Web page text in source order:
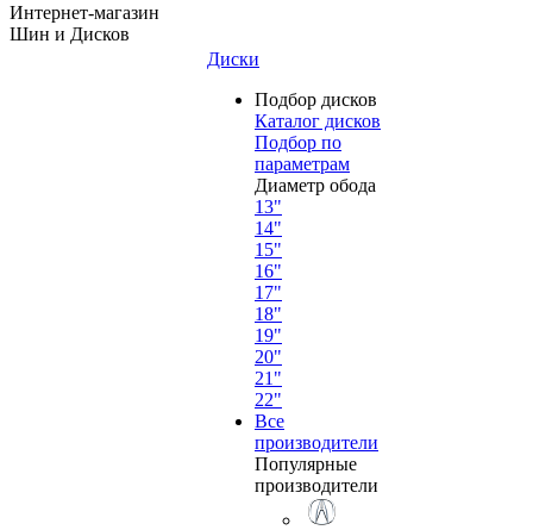
Интернет-магазин
Шин и Дисков
Диски
Подбор дисков
Каталог дисков
Подбор по
параметрам
Диаметр обода
13"
14"
15"
16"
17"
18"
19"
20"
21"
22"
Все
производители
Популярные
производители